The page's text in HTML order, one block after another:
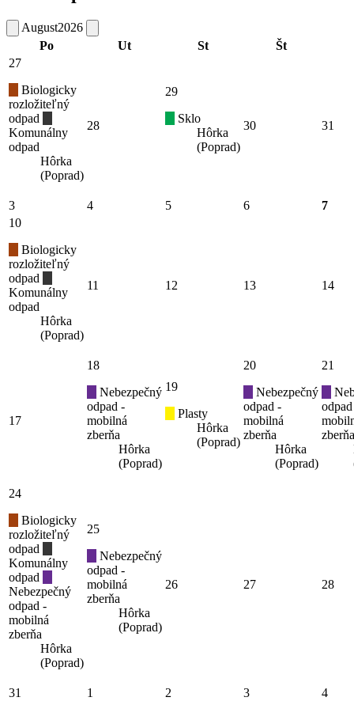
August2026
Po
Ut St Št
27
Biologicky
rozložiteľný
odpad
Komunálny
odpad
Hôrka
(Poprad)
28
29
Sklo
Hôrka
(Poprad)
30 31
3 4 5 6
7
10
Biologicky
rozložiteľný
odpad
Komunálny
odpad
Hôrka
(Poprad)
11 12 13 14
17
18
Nebezpečný
odpad -
mobilná
zberňa
Hôrka
(Poprad)
19
Plasty
Hôrka
(Poprad)
20
Nebezpečný
odpad -
mobilná
zberňa
Hôrka
(Poprad)
21
zberňa
24
Biologicky
rozložiteľný
odpad
Komunálny
odpad
Nebezpečný
odpad -
mobilná
zberňa
Hôrka
(Poprad)
25
Nebezpečný
odpad -
mobilná
zberňa
Hôrka
(Poprad)
26 27 28
31 1 2 3
4